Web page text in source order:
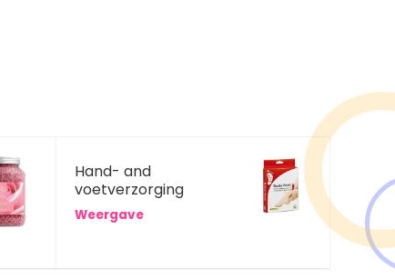
Hand- and
voetverzorging
Weergave